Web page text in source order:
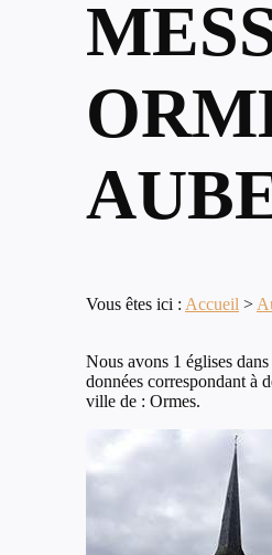
Vous êtes ici : Accueil >
Nous avons 1 églises
données correspondant à
ville de : Ormes.